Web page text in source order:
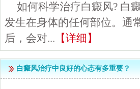
如何科学治疗白癜风? 白
发生在身体的任何部位。通
后，会对... 【详细】
白癜风治疗中良好的心态有多重要？